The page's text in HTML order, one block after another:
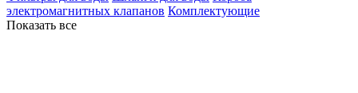
электромагнитных клапанов Комплектующие
Показать все